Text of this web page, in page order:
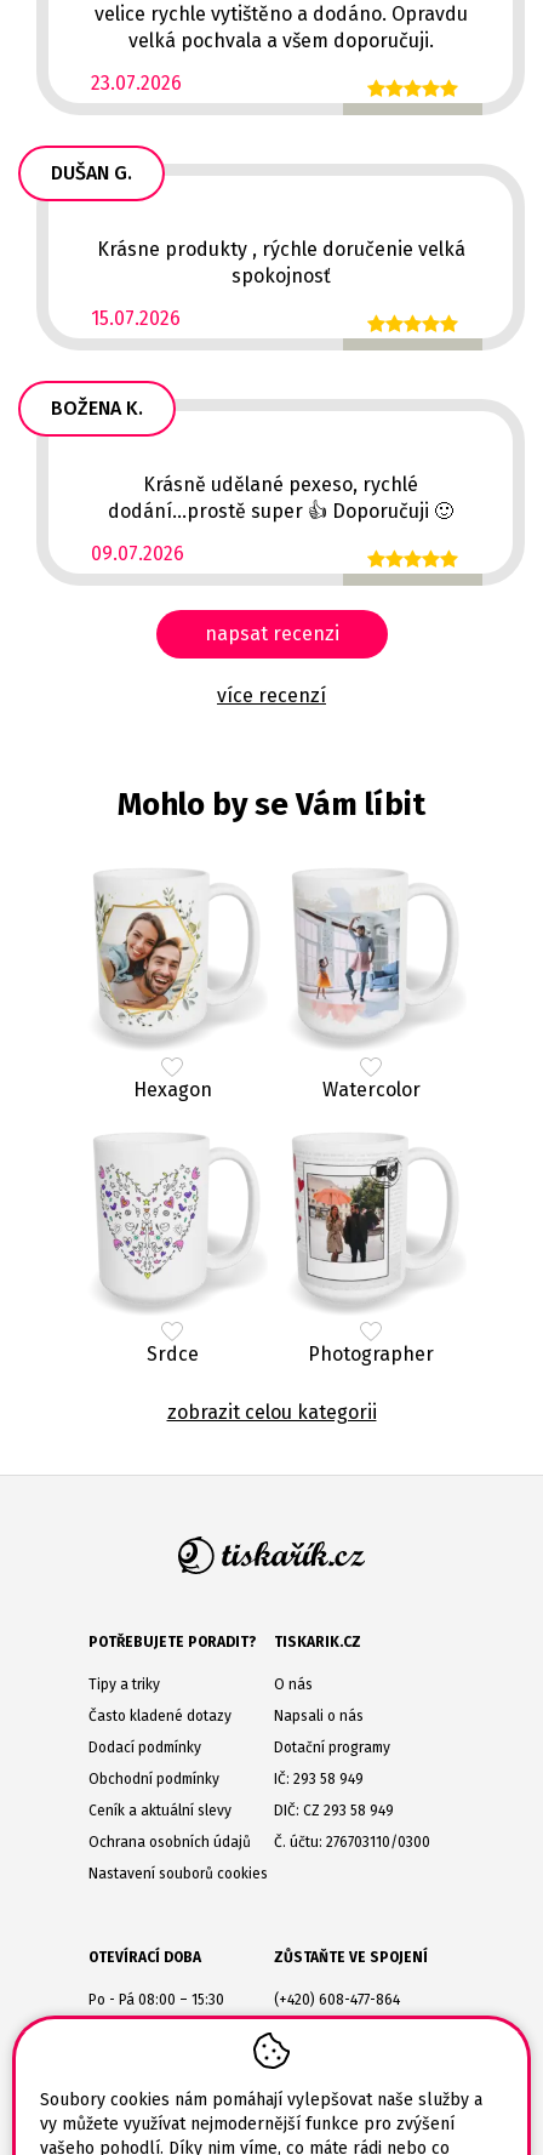
Soubory cookies nám pomáhají vylepšovat naše služby a
vy můžete využívat nejmodernější funkce pro zvýšení
vašeho pohodlí. Díky nim víme, co máte rádi nebo co
23.07.2026
velice rychle vytištěno a dodáno. Opravdu
velká pochvala a všem doporučuji.
DUŠAN G.
15.07.2026
Krásne produkty , rýchle doručenie velká
spokojnosť
BOŽENA K.
09.07.2026
Krásně udělané pexeso, rychlé
dodání...prostě super 👍 Doporučuji 🙂
napsat recenzi
více recenzí
Mohlo by se Vám líbit
Hexagon Watercolor
Srdce Photographer
zobrazit celou kategorii
POTŘEBUJETE PORADIT?
Tipy a triky
Často kladené dotazy
Dodací podmínky
Obchodní podmínky
Ceník a aktuální slevy
Ochrana osobních údajů
Nastavení souborů cookies
TISKARIK.CZ
O nás
Napsali o nás
Dotační programy
IČ: 293 58 949
DIČ: CZ 293 58 949
Č. účtu: 276703110/0300
OTEVÍRACÍ DOBA
Po - Pá 08:00 – 15:30
Jaroměřice nad Rokytnou
675 51
ZŮSTAŇTE VE SPOJENÍ
(+420) 608-477-864